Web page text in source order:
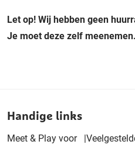
Let op! Wij hebben geen
Je moet deze zelf meenemen.
Handige links
Meet & Play voor
|